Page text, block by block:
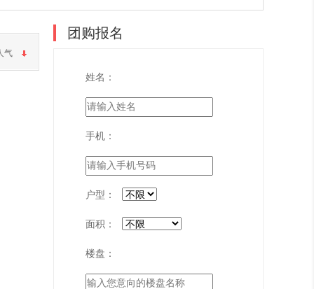
气
团购报名
姓名：
手机：
户型：
面积：
楼盘：